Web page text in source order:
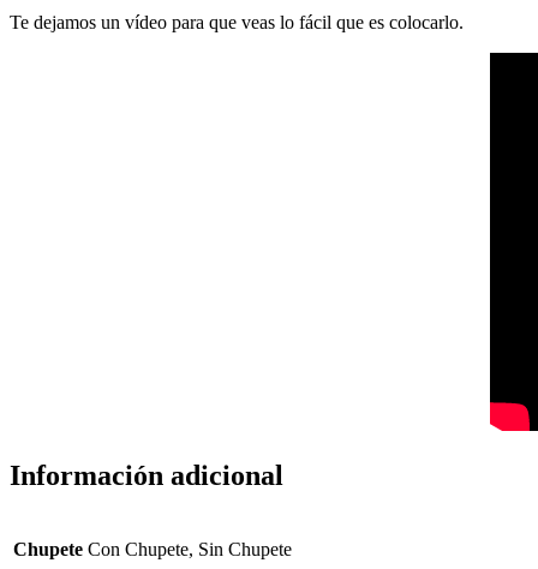
Te dejamos un vídeo para que veas lo fácil que es colocarlo.
Información adicional
Chupete Con Chupete, Sin Chupete